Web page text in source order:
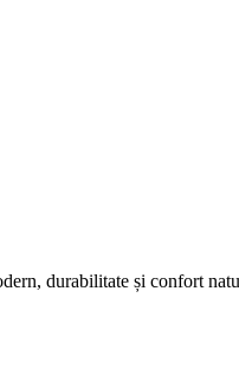
durabilitate și confort